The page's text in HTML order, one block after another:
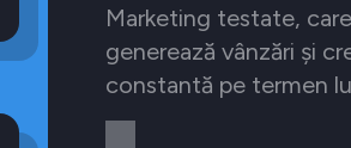
Marketing testate,
generează vânzări și
constantă pe termen